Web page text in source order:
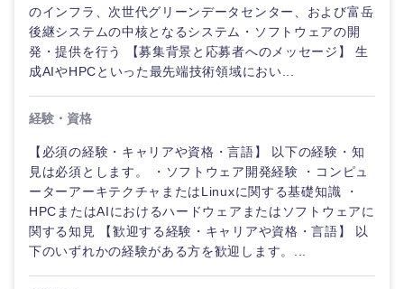
技術職
（モノづ
くり）
金融専門
職
メディカ
ル
不動産専
門職
建設・施工管理
事務職
その他
コンサル・シンクタンク
広告・宣伝・印刷
マスメディア
エンターテイメント
法律・特許事務所・監査法人
人材・アウトソーシング
のインフラ、次世代グリーンデータセンター、および富岳
後継システムの中核となるシステム・ソフトウェアの開
発・提供を行う 【募集背景と応募者へのメッセージ】 生
成AIやHPCといった最先端技術領域におい...
経験・資格
【必須の経験・キャリアや資格・言語】 以下の経験・知
見は必須とします。 ・ソフトウェア開発経験 ・コンピュ
ーターアーキテクチャまたはLinuxに関する基礎知識 ・
HPCまたはAIにおけるハードウェアまたはソフトウェアに
関する知見 【歓迎する経験・キャリアや資格・言語】 以
下のいずれかの経験がある方を歓迎します。...